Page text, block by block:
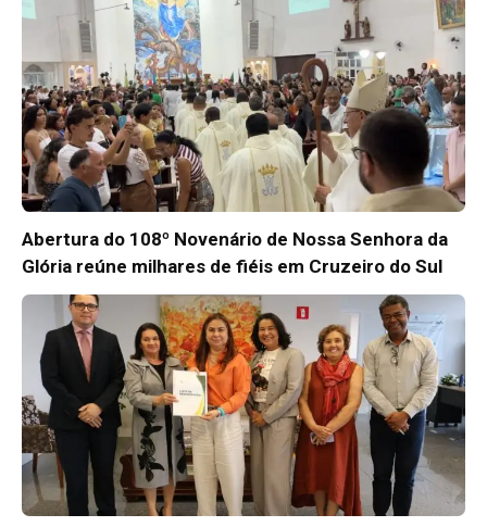
Abertura do 108º Novenário de Nossa Senhora da
Glória reúne milhares de fiéis em Cruzeiro do Sul